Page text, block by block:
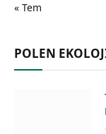
« Tem
POLEN